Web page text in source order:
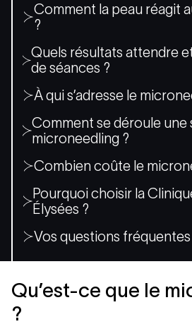
Comment la peau réagit
?
Quels résultats attendre
de séances ?
À qui s’adresse le
Comment se déroule une
microneedling ?
Combien coûte le
Pourquoi choisir la
Élysées ?
Vos questions fréquentes
Qu’est-ce que le
?